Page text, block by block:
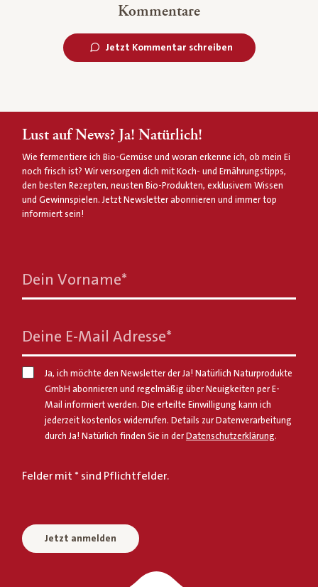
Kommentare
Jetzt Kommentar schreiben
Lust auf News? Ja! Natürlich!
Wie fermentiere ich Bio-Gemüse und woran erkenne ich, ob mein Ei
noch frisch ist? Wir versorgen dich mit Koch- und Ernährungstipps,
den besten Rezepten, neusten Bio-Produkten, exklusivem Wissen
und Gewinnspielen. Jetzt Newsletter abonnieren und immer top
informiert sein!
Dein Vorname*
Deine E-Mail Adresse*
Ja, ich möchte den Newsletter der Ja! Natürlich Naturprodukte
GmbH abonnieren und regelmäßig über Neuigkeiten per E-
Mail informiert werden. Die erteilte Einwilligung kann ich
jederzeit kostenlos widerrufen. Details zur Datenverarbeitung
durch Ja! Natürlich finden Sie in der Datenschutzerklärung.
Felder mit * sind Pflichtfelder.
Jetzt anmelden